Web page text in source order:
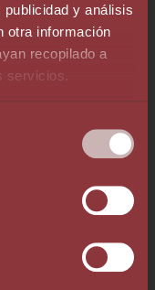
y análisis
otra información
recopilado a
servicios.
636
376